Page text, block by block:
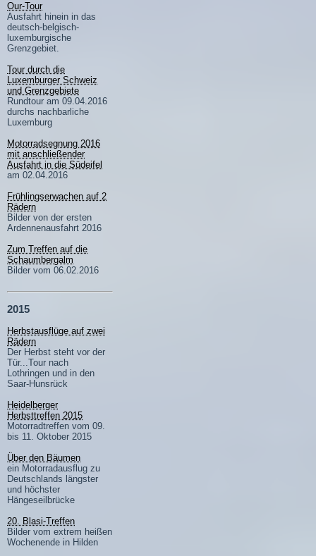
Our-Tour
Ausfahrt hinein in das
deutsch-belgisch-
luxemburgische
Grenzgebiet.
Tour durch die
Luxemburger Schweiz
und Grenzgebiete
Rundtour am 09.04.2016
durchs nachbarliche
Luxemburg
Motorradsegnung 2016
mit anschließender
Ausfahrt in die Südeifel
am 02.04.2016
Frühlingserwachen auf 2
Rädern
Bilder von der ersten
Ardennenausfahrt 2016
Zum Treffen auf die
Schaumbergalm
Bilder vom 06.02.2016
2015
Herbstausflüge auf zwei
Rädern
Der Herbst steht vor der
Tür...Tour nach
Lothringen und in den
Saar-Hunsrück
Heidelberger
Herbsttreffen 2015
Motorradtreffen vom 09.
bis 11. Oktober 2015
Über den Bäumen
ein Motorradausflug zu
Deutschlands längster
und höchster
Hängeseilbrücke
20. Blasi-Treffen
Bilder vom extrem heißen
Wochenende in Hilden